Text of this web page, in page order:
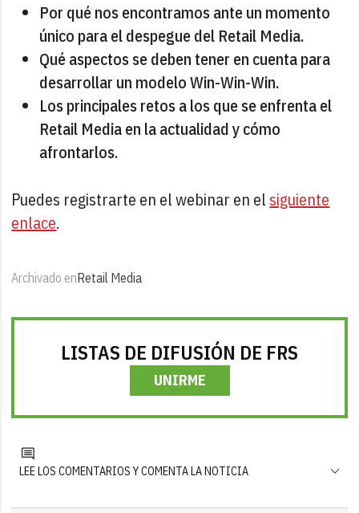
Por qué nos encontramos ante un momento
único para el despegue del Retail Media.
Qué aspectos se deben tener en cuenta para
desarrollar un modelo Win-Win-Win.
Los principales retos a los que se enfrenta el
Retail Media en la actualidad y cómo
afrontarlos.
Puedes registrarte en el webinar en el siguiente
enlace.
Archivado enRetail Media
LISTAS DE DIFUSIÓN DE FRS
UNIRME
LEE LOS COMENTARIOS Y COMENTA LA NOTICIA